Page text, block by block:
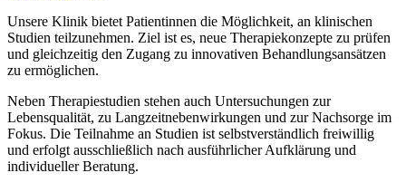
Unsere Klinik bietet Patientinnen die Möglichkeit, an klinischen
Studien teilzunehmen. Ziel ist es, neue Therapiekonzepte zu prüfen
und gleichzeitig den Zugang zu innovativen Behandlungsansätzen
zu ermöglichen.
Neben Therapiestudien stehen auch Untersuchungen zur
Lebensqualität, zu Langzeitnebenwirkungen und zur Nachsorge im
Fokus. Die Teilnahme an Studien ist selbstverständlich freiwillig
und erfolgt ausschließlich nach ausführlicher Aufklärung und
individueller Beratung.